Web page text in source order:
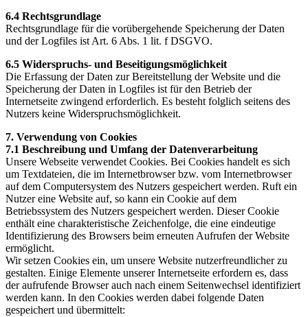
6.4 Rechtsgrundlage
Rechtsgrundlage für die vorübergehende Speicherung der Daten
und der Logfiles ist Art. 6 Abs. 1 lit. f DSGVO.
6.5 Widerspruchs- und Beseitigungsmöglichkeit
Die Erfassung der Daten zur Bereitstellung der Website und die
Speicherung der Daten in Logfiles ist für den Betrieb der
Internetseite zwingend erforderlich. Es besteht folglich seitens des
Nutzers keine Widerspruchsmöglichkeit.
7. Verwendung von Cookies
7.1 Beschreibung und Umfang der Datenverarbeitung
Unsere Webseite verwendet Cookies. Bei Cookies handelt es sich
um Textdateien, die im Internetbrowser bzw. vom Internetbrowser
auf dem Computersystem des Nutzers gespeichert werden. Ruft ein
Nutzer eine Website auf, so kann ein Cookie auf dem
Betriebssystem des Nutzers gespeichert werden. Dieser Cookie
enthält eine charakteristische Zeichenfolge, die eine eindeutige
Identifizierung des Browsers beim erneuten Aufrufen der Website
ermöglicht.
Wir setzen Cookies ein, um unsere Website nutzerfreundlicher zu
gestalten. Einige Elemente unserer Internetseite erfordern es, dass
der aufrufende Browser auch nach einem Seitenwechsel identifiziert
werden kann. In den Cookies werden dabei folgende Daten
gespeichert und übermittelt: